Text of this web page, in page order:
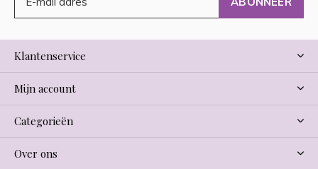
Klantenservice
Mijn account
Categorieën
Over ons